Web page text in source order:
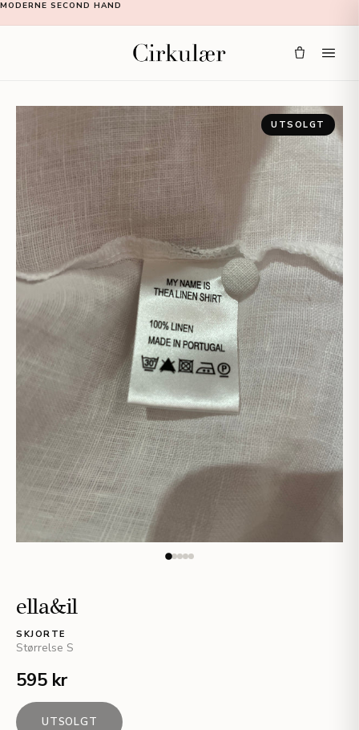
MODERNE SECOND HAND
UTSOLGT
ella&il
SKJORTE
Størrelse S
595 kr
UTSOLGT